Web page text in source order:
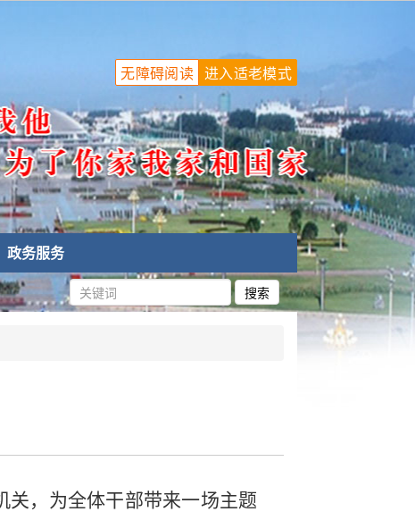
政务服务
进入适老模式
无障碍阅读
关，为全体干部带来一场主题